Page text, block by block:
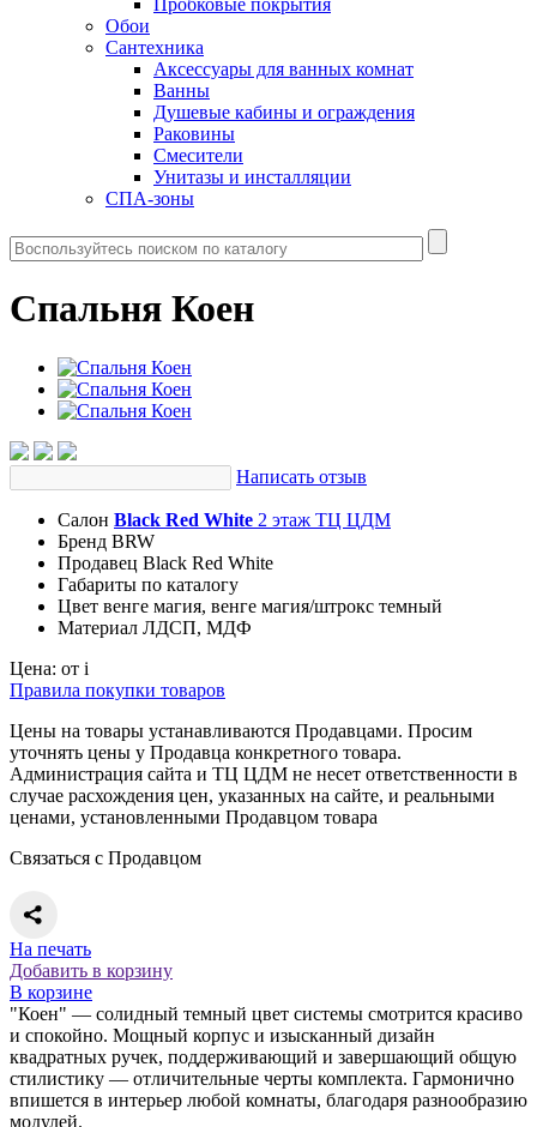
Пробковые покрытия
Обои
Сантехника
Аксессуары для ванных комнат
Ванны
Душевые кабины и ограждения
Раковины
Смесители
Унитазы и инсталляции
СПА-зоны
Спальня Коен
Написать отзыв
Салон Black Red White 2 этаж ТЦ ЦДМ
Бренд BRW
Продавец Black Red White
Габариты по каталогу
Цвет венге магия, венге магия/штрокс темный
Материал ЛДСП, МДФ
Цена: от i
Правила покупки товаров
Цены на товары устанавливаются Продавцами. Просим
уточнять цены у Продавца конкретного товара.
Администрация сайта и ТЦ ЦДМ не несет ответственности в
случае расхождения цен, указанных на сайте, и реальными
ценами, установленными Продавцом товара
Связаться с Продавцом
На печать
Добавить в корзину
В корзине
"Коен" — солидный темный цвет системы смотрится красиво
и спокойно. Мощный корпус и изысканный дизайн
квадратных ручек, поддерживающий и завершающий общую
стилистику — отличительные черты комплекта. Гармонично
впишется в интерьер любой комнаты, благодаря разнообразию
модулей.